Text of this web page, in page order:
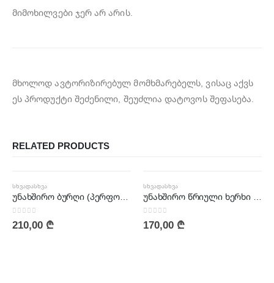
მიმოხილვები ჯერ არ არის.
მხოლოდ ავტორიზირებულ მომხმარებელს, ვისაც აქვს
ეს პროდუქტი შეძენილი, შეუძლია დატოვოს შეფასება.
RELATED PRODUCTS
ᲡᲮᲕᲐᲓᲐᲡᲮᲕᲐ
უნახშირო ბურღი (პერფორატორი) | BRH20
0out of 5
210,00 ₾
ᲡᲮᲕᲐᲓᲐᲡᲮᲕᲐ
უნახშირო წრიული ხერხი (ცირკული) | BCS125 | Ø125mm
0out of 5
170,00 ₾